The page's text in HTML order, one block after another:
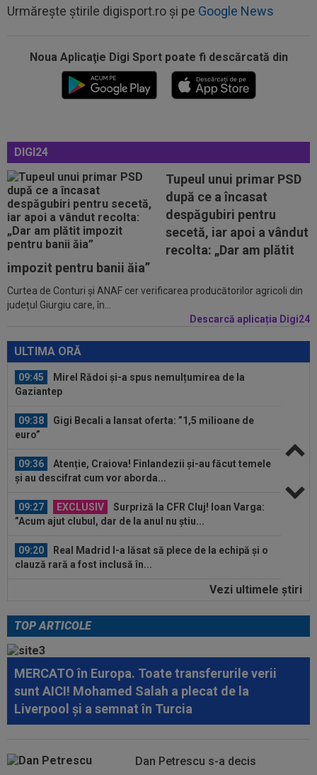
Urmărește știrile digisport.ro și pe Google News
Noua Aplicaţie Digi Sport poate fi descărcată din
DIGI24
Tupeul unui primar PSD
după ce a încasat
despăgubiri pentru
secetă, iar apoi a vândut
recolta: „Dar am plătit
impozit pentru banii ăia”
Curtea de Conturi și ANAF cer verificarea producătorilor agricoli din
județul Giurgiu care, în...
Descarcă aplicația Digi24
ULTIMA ORĂ
Atenție, Craiova! Finlandezii și-au făcut temele
și au descifrat cum vor aborda...
09:20
Real Madrid l-a lăsat să plece de la echipă și o
clauză rară a fost inclusă în...
09:16
40.000.000€ pentru transfer! Inter și Cristi
Chivu s-au pus de acord
10:08
Suma uriașă care i se reține lui Cornel Dinu din
pensie, după ce a pierdut...
09:53
A venit anunțul cel mare: Vinicius Junior a spus
"DA" și semnează!
Gaziantep
09:38
Gigi Becali a lansat oferta: ”1,5 milioane de
euro”
09:36
Atenție, Craiova! Finlandezii și-au făcut temele
și au descifrat cum vor aborda...
09:27 EXCLUSIV
Surpriză la CFR Cluj! Ioan Varga:
”Acum ajut clubul, dar de la anul nu știu...
09:20
Real Madrid l-a lăsat să plece de la echipă și o
clauză rară a fost inclusă în...
09:16
40.000.000€ pentru transfer! Inter și Cristi
Chivu s-au pus de acord
Suma uriașă care i se reține lui Cornel Dinu din
09:53
A venit anunțul cel mare: Vinicius Junior a spus
"DA" și semnează!
09:45
Mirel Rădoi și-a spus nemulțumirea de la
Gaziantep
09:38
Gigi Becali a lansat oferta: ”1,5 milioane de
09:36
Atenție, Craiova! Finlandezii și-au făcut temele
Vezi ultimele ştiri
TOP ARTICOLE
MERCATO în Europa. Toate transferurile verii
sunt AICI! Mohamed Salah a plecat de la
Liverpool și a semnat în Turcia
Dan Petrescu s-a decis